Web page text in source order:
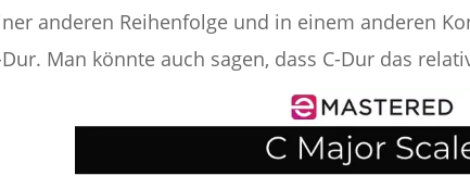
anderen Reihenfolge und in einem anderen
Man könnte auch sagen, dass C-Dur das